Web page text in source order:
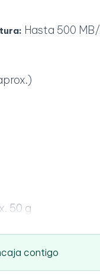
Hasta 500
50 g
contigo